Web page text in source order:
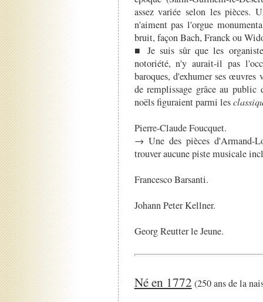
assez variée selon les pièces.
n'aiment pas l'orgue
bruit, façon Bach, Franck ou
■ Je suis sûr que les
notoriété, n'y aurait-il pas
baroques, d'exhumer ses
de remplissage grâce au
noëls figuraient parmi les
Pierre-Claude Foucquet.
→ Une des pièces d'Armand-
trouver aucune piste musicale
Francesco Barsanti.
Johann Peter Kellner.
Georg Reutter le Jeune.
Né en 1772 (250 ans de la